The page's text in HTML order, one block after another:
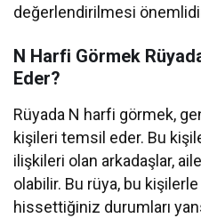
değerlendirilmesi
N Harfi Görmek
Eder?
Rüyada N harfi görmek,
kişileri temsil eder. Bu
ilişkileri olan arkadaşlar,
olabilir. Bu rüya, bu
hissettiğiniz durumları